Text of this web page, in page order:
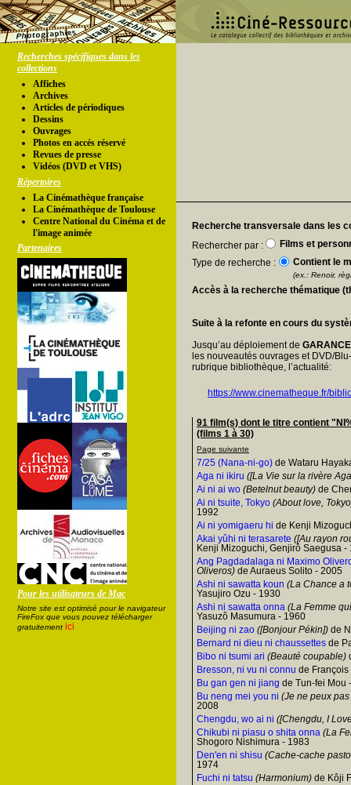
Recherches spécifiques dans les
collections
Affiches
Archives
Articles de périodiques
Dessins
Ouvrages
Photos en accés réservé
Revues de presse
Vidéos (DVD et VHS)
Répertoires
La Cinémathèque française
La Cinémathèque de Toulouse
Centre National du Cinéma et de
l'image animée
Partenaires
Pour les utilisateurs de Mac
Notre site est optimisé pour le navigateur
FireFox que vous pouvez télécharger
gratuitement ici
Recherche transversale dans les
Rechercher par :
Films et
Type de recherche :
Contient le
(ex.: Renoir,
Accès à la recherche thématique
Suite à la refonte en cours du
Jusqu’au déploiement de
les nouveautés ouvrages et DVD/
rubrique bibliothèque, l’actualité:
https://www.cinematheque.fr/
91 film(s) dont le titre contient
(films 1 à 30)
Page suivante
7/25 (Nana-ni-go) de Wataru
Aga ni ikiru ([La Vie sur la rivère
Ai ni ai wo (Betelnut beauty) de
Ai ni tsuite, Tokyo (About love,
1992
Ai ni yomigaeru hi de Kenji
Akai yûhi ni terasarete ([Au rayon
Kenji Mizoguchi, Genjirô Saegusa -
Ang Pagdadalaga ni Maximo
Oliveros) de Auraeus Solito - 2005
Ashi ni sawatta koun (La Chance a
Yasujiro Ozu - 1930
Ashi ni sawatta onna (La Femme
Yasuzô Masumura - 1960
Beijing ni zao ([Bonjour Pékin]) de
Bernard ni dieu ni chaussettes de
Bibo ni tsumi ari (Beauté coupable)
Bresson, ni vu ni connu de
Bu gan gen ni jiang de Tun-fei Mou
Bu neng mei you ni (Je ne peux
2008
Chengdu, wo ai ni ([Chengdu, I
Chikubi ni piasu o shita onna (La
Shogoro Nishimura - 1983
Den'en ni shisu (Cache-cache
1974
Fuchi ni tatsu (Harmonium) de Kôji